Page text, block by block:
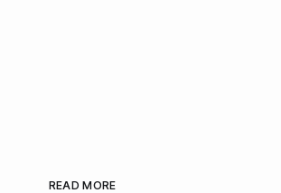
READ MORE